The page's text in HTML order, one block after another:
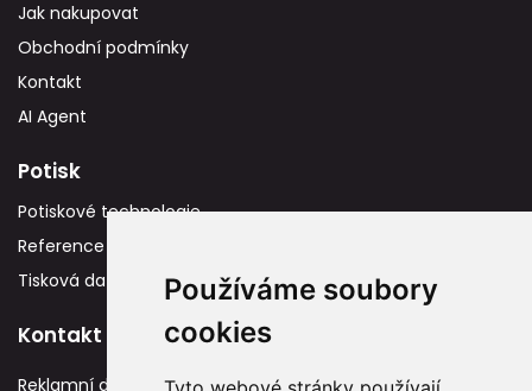
Používáme soubory
cookies
Jak nakupovat
Obchodní podmínky
Kontakt
AI Agent
Potisk
Potiskové technologie
Reference
Tisková data
Kontakt
Reklamní dárky